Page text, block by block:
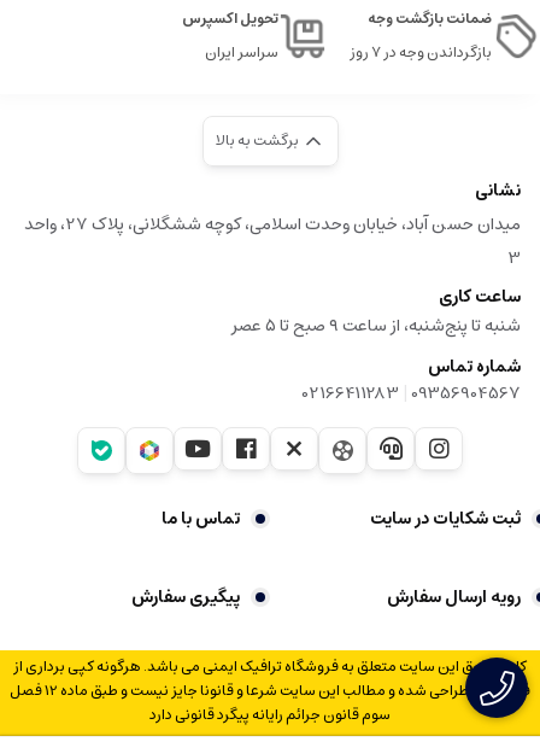
ضمانت بازگشت وجه
بازگرداندن وجه در ۷ روز
تحویل اکسپرس
سراسر ایران
برگشت به بالا
نشانی
میدان حسن آباد، خیابان وحدت اسلامی، کوچه ششگلانی، پلاک 27، واحد
3
ساعت کاری
شنبه تا پنج‌شنبه، از ساعت ۹ صبح تا ۵ عصر
شماره تماس
09356904567
|
02166411283
ثبت شکایات در سایت تماس با ما
رویه ارسال سفارش پیگیری سفارش
کلیه حقوق این سایت متعلق به فروشگاه ترافیک ایمنی می باشد. هرگونه کپی برداری از
فایل های طراحی شده و مطالب این سایت شرعا و قانونا جایز نیست و طبق ماده 12 فصل
سوم قانون جرائم رایانه پیگرد قانونی دارد